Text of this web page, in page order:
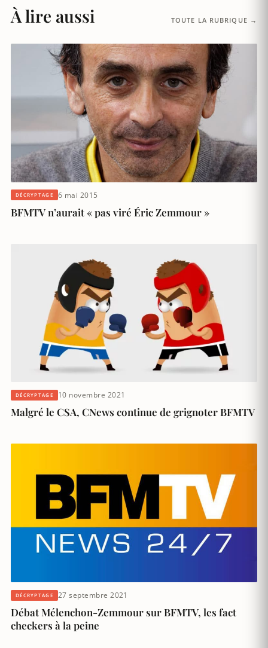
À lire aussi TOUTE LA RUBRIQUE →
DÉCRYPTAGE 6 mai 2015
BFMTV n’aurait « pas viré Éric Zemmour »
DÉCRYPTAGE 10 novembre 2021
Malgré le CSA, CNews continue de grignoter BFMTV
DÉCRYPTAGE 27 septembre 2021
Débat Mélenchon-Zemmour sur BFMTV, les fact
checkers à la peine